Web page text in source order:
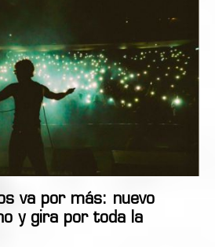
va por más: nuevo
y gira por toda la